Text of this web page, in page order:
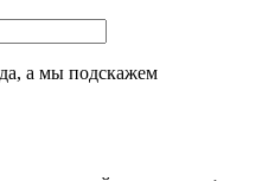
а мы подскажем